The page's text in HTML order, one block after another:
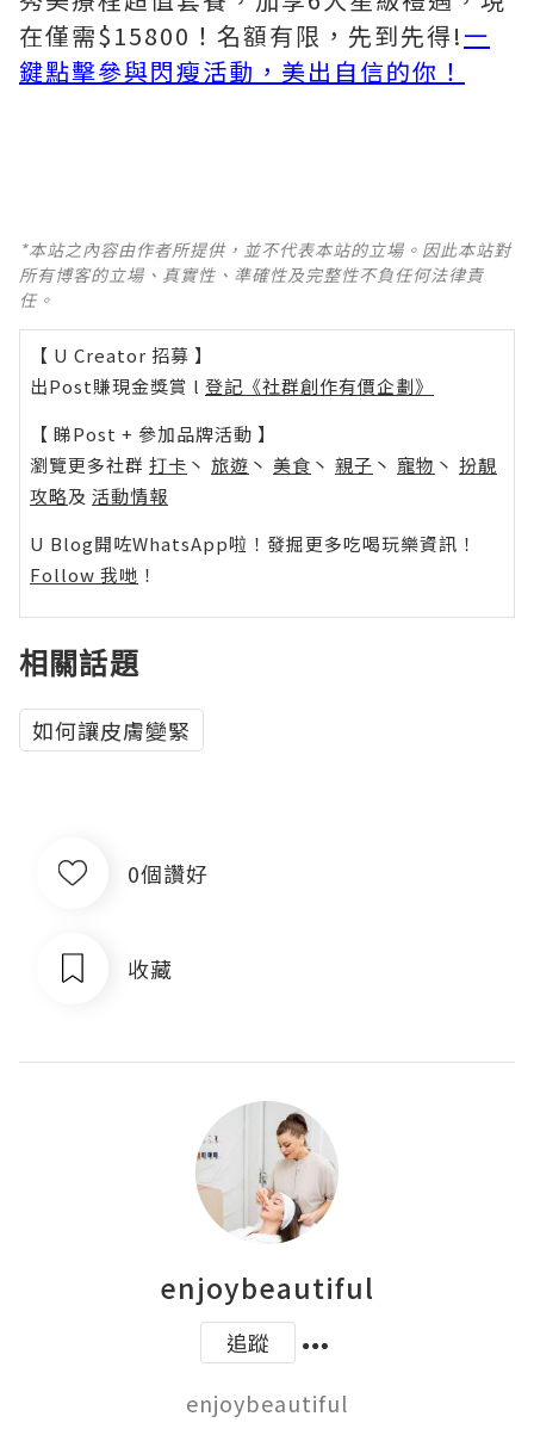
在僅需$15800！名額有限，先到先得!一
鍵點擊參與閃瘦活動，美出自信的你！
*本站之內容由作者所提供，並不代表本站的立場。因此本站對
所有博客的立場、真實性、準確性及完整性不負任何法律責
任。
【 U Creator 招募 】
出Post賺現金獎賞 l 登記《社群創作有價企劃》
【 睇Post + 參加品牌活動 】
瀏覽更多社群 打卡 丶 旅遊 丶 美食 丶 親子 丶 寵物 丶 扮靚
攻略及 活動情報
U Blog開咗WhatsApp啦！發掘更多吃喝玩樂資訊！
Follow 我哋 ！
相關話題
如何讓皮膚變緊
0個讚好
收藏
enjoybeautiful
追蹤
enjoybeautiful